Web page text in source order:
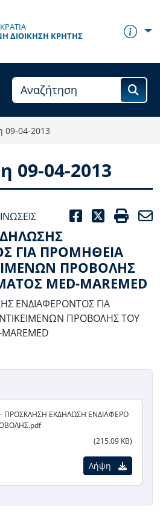
ΔΙΟΊΚΗΣΗ ΚΡΉΤΗΣ
09-04-2013
09-04-2013
ΓΙΑ ΠΡΟΜΗΘΕΙΑ
ΠΡΟΒΟΛΗΣ
MED-MAREMED
ΕΝΔΙΑΦΕΡΟΝΤΟΣ ΓΙΑ
ΠΡΟΒΟΛΗΣ ΤΟΥ
- ΠΡΟΣΚΛΗΣΗ ΕΚΔΗΛΩΣΗ ΕΝΔΙΑΦΕΡΟ
(215.09 KB)
Λήψη